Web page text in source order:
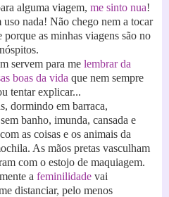
alguma viagem, me sinto nua!
nada! Não chego nem a tocar
porque as minhas viagens são no
servem para me lembrar da
boas da vida que nem sempre
tentar explicar...
dormindo em barraca,
banho, imunda, cansada e
as coisas e os animais da
As mãos pretas vasculham
com o estojo de maquiagem.
a feminilidade vai
distanciar, pelo menos